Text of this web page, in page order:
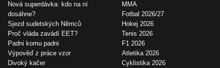
Nová superdávka: kdo na ní
dosáhne?
Sjezd sudetských Němců
Proč vláda zavádí EET?
Padni komu padni
Výpověď z práce vzor
Divoký kačer
MMA
Fotbal 2026/27
Hokej 2026
Tenis 2026
F1 2026
Atletika 2026
Cyklistika 2026